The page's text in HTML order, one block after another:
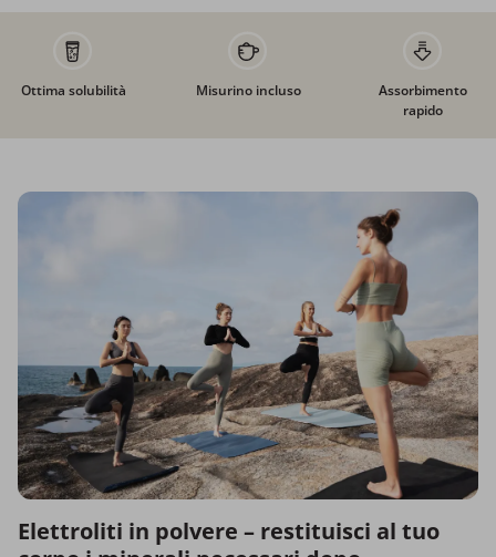
Ottima solubilità Misurino incluso
Assorbimento
rapido
Elettroliti in polvere – restituisci al tuo